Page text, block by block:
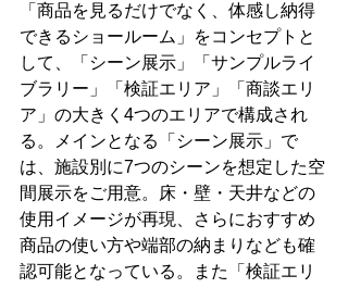
「商品を見るだけでなく、体感し納得
できるショールーム」をコンセプトと
して、「シーン展示」「サンプルライ
ブラリー」「検証エリア」「商談エリ
ア」の大きく4つのエリアで構成され
る。メインとなる「シーン展示」で
は、施設別に7つのシーンを想定した空
間展示をご用意。床・壁・天井などの
使用イメージが再現、さらにおすすめ
商品の使い方や端部の納まりなども確
認可能となっている。また「検証エリ